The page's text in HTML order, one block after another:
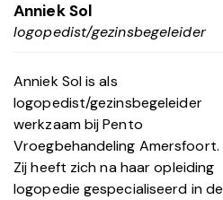
Anniek Sol
logopedist/gezinsbegeleider
Anniek Sol is als
logopedist/gezinsbegeleider
werkzaam bij Pento
Vroegbehandeling Amersfoort.
Zij heeft zich na haar opleiding
logopedie gespecialiseerd in de